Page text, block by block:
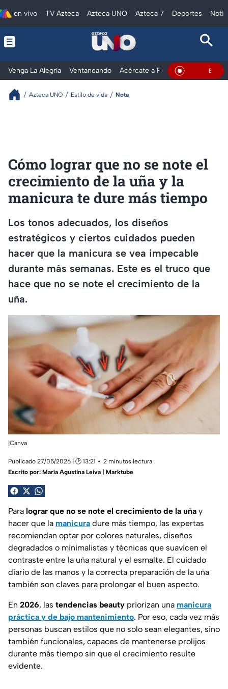
en vivo TV Azteca Azteca UNO Azteca 7 Deportes
Venga La Alegría Ventaneando Acércate a Rocío Al Extremo
En Vivo
Azteca UNO Estilo de vida Nota
Cómo lograr que no se note el
crecimiento de la uña y la
manicura te dure más tiempo
Los tonos adecuados, los diseños
estratégicos y ciertos cuidados pueden
hacer que la manicura se vea impecable
durante más semanas. Este es el truco que
hace que no se note el crecimiento de la
uña.
|Canva
Publicado 27/05/2026 | 🕑 13:21
2 minutos lectura
Escrito por: María Agustina Leiva | Marktube
Para lograr que no se note el crecimiento de la uña y
hacer que la manicura dure más tiempo, las expertas
recomiendan optar por colores naturales, diseños
degradados o minimalistas y técnicas que suavicen el
contraste entre la uña natural y el esmalte. El cuidado
diario de las manos y la correcta preparación de la uña
también son claves para prolongar el buen aspecto.
En 2026, las tendencias beauty priorizan una manicura
práctica y de bajo mantenimiento. Por eso, cada vez más
personas buscan estilos que no solo sean elegantes, sino
también funcionales, capaces de mantenerse prolijos
durante más tiempo sin que el crecimiento resulte
evidente.